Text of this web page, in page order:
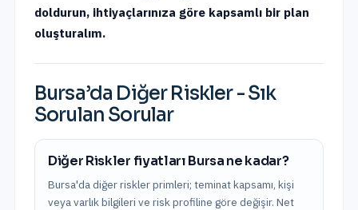
doldurun, ihtiyaçlarınıza göre kapsamlı bir plan
oluşturalım.
Bursa’da Diğer Riskler- Sık
Sorulan Sorular
Diğer Riskler fiyatları Bursa ne kadar?
Bursa'da diğer riskler primleri; teminat kapsamı, kişi
veya varlık bilgileri ve risk profiline göre değişir. Net